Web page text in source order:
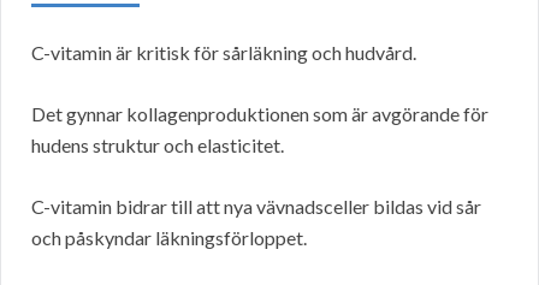
C-vitamin är kritisk för sårläkning och hudvård.
Det gynnar kollagenproduktionen som är avgörande för
hudens struktur och elasticitet.
C-vitamin bidrar till att nya vävnadsceller bildas vid sår
och påskyndar läkningsförloppet.